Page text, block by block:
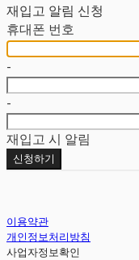
재입고 알림 신청
휴대폰 번호
-
-
재입고 시 알림
신청하기
이용약관
개인정보처리방침
사업자정보확인